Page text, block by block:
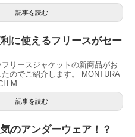
記事を読む
に使えるフリースがセー
リースジャケットの新商品がお
のでご紹介します。 MONTURA
M...
記事を読む
のアンダーウェア！？